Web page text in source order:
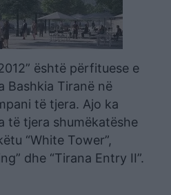
është përfituese e
Bashkia Tiranë në
të tjera. Ajo ka
të tjera shumëkatëshe
“White Tower”,
dhe “Tirana Entry II”.